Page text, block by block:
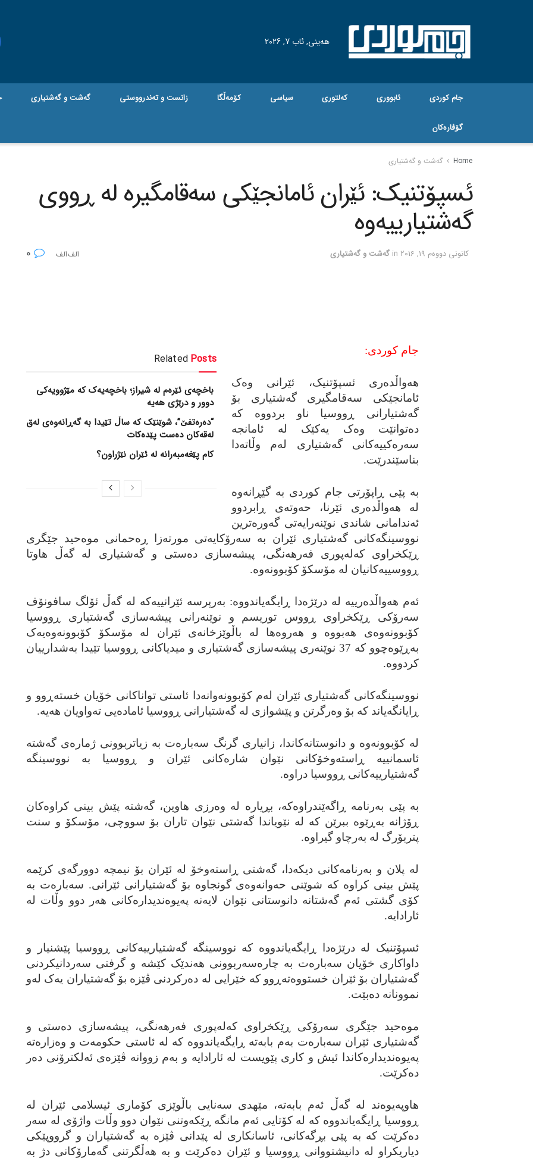
هه‌ینی, ئاب 7, 2026
جام کوردی ئابووری کەلتوری سیاسی کۆمەڵگا زانست و تەندرووستی گه‌شت و گه‌شتیاری
گۆڤاره‌کان
Home گه‌شت و گه‌شتیاری
ئسپۆتنیک: ئێران ئامانجێکی سه‌قامگیره‌ له‌ ڕووی
گه‌شتیارییه‌وه‌
كانونی دووه‌م 19, 2016 in گه‌شت و گه‌شتیاری
Related Posts
باخچەی ئێرەم لە شیراز؛ باخچەیەک کە مێژوویەکی
دوور و درێژی هەیە
“دەرەتفێ”، شوێنێک کە ساڵ تێیدا بە گەڕانەوەی لەق
لەقەکان دەست پێدەکات
کام پێغەمبەرانە لە ئێران نێژراون؟
جام کوردی:
هه‌واڵده‌ری ئسپۆتنیک، ئێرانی وه‌ک
ئامانجێکی سه‌قامگیری گه‌شتیاری بۆ
گه‌شتیارانی ڕووسیا ناو بردووه‌ که‌
ده‌توانێت وه‌ک یه‌کێک له‌ ئامانجه‌
سه‌ره‌کییه‌کانی گه‌شتیاری له‌م وڵاته‌دا
بناسێندرێت.
به‌ پێی ڕاپۆرتی جام کوردی به‌ گێڕانه‌وه‌
له‌ هه‌واڵده‌ری ئێرنا، حه‌وته‌ی ڕابردوو
ئه‌ندامانی شاندی نوێنه‌رایه‌تی گه‌وره‌ترین
نووسینگه‌کانی گه‌شتیاری ئێران به‌ سه‌رۆکایه‌تی مورته‌زا ڕه‌حمانی موه‌حید جێگری
ڕێکخراوی که‌له‌پوری فه‌رهه‌نگی، پیشه‌سازی ده‌ستی و گه‌شتیاری له‌ گه‌ڵ هاوتا
ڕووسییه‌کانیان له‌ مۆسکۆ کۆبوونه‌وه‌.
ئه‌م هه‌واڵده‌رییه‌ له‌ درێژه‌دا ڕایگه‌یاندووه‌: به‌رپرسه‌ ئێرانییه‌که‌ له‌ گه‌ڵ ئۆلگ سافونۆف
سه‌رۆکی ڕێکخراوی ڕووس توریسم و نوێنه‌رانی پیشه‌سازی گه‌شتیاری ڕووسیا
کۆبوونه‌وه‌ی هه‌بووه‌ و هه‌روه‌ها له‌ باڵوێزخانه‌ی ئێران له‌ مۆسکۆ کۆبوونه‌وه‌یه‌ک
به‌ڕێوه‌چوو که‌ 37 نوێنه‌ری پیشه‌سازی گه‌شتیاری و میدیاکانی ڕووسیا تێیدا به‌شدارییان
کردووه‌.
نووسینگه‌کانی گه‌شتیاری ئێران له‌م کۆبوونه‌وانه‌دا ئاستی تواناکانی خۆیان خسته‌ڕوو و
ڕایانگه‌یاند که‌ بۆ وه‌رگرتن و پێشوازی له‌ گه‌شتیارانی ڕووسیا ئاماده‌یی ته‌واویان هه‌یه‌.
له‌ کۆبوونه‌وه‌ و دانوستانه‌کاندا، زانیاری گرنگ سه‌باره‌ت به‌ زیاتربوونی ژماره‌ی گه‌شته‌
ئاسمانییه‌ ڕاسته‌وخۆکانی نێوان شاره‌کانی ئێران و ڕووسیا به‌ نووسینگه‌
گه‌شتیارییه‌کانی ڕووسیا دراوه‌.
به‌ پێی به‌رنامه‌ ڕاگه‌ێندراوه‌که‌، بڕیاره‌ له‌ وه‌رزی هاوین، گه‌شته‌ پێش بینی کراوه‌کان
ڕۆژانه‌ به‌ڕێوه‌ ببرێن که‌ له‌ نێویاندا گه‌شتی نێوان تاران بۆ سووچی، مۆسکۆ و سنت
پتربۆرگ له‌ به‌رچاو گیراوه‌.
له‌ پلان و به‌رنامه‌کانی دیکه‌دا، گه‌شتی ڕاسته‌وخۆ له‌ ئێران بۆ نیمچه‌ دوورگه‌ی کرێمه‌
پێش بینی کراوه‌ که‌ شوێنی حه‌وانه‌وه‌ی گونجاوه‌ بۆ گه‌شتیارانی ئێرانی. سه‌باره‌ت به‌
کۆی گشتی ئه‌م گه‌شتانه‌ دانوستانی نێوان لایه‌نه‌ په‌یوه‌ندیداره‌کانی هه‌ر دوو وڵات له‌
ئارادایه‌.
ئسپۆتنیک له‌ درێژه‌دا ڕایگه‌یاندووه‌ که‌ نووسینگه‌ گه‌شتیارییه‌کانی ڕووسیا پێشنیار و
داواکاری خۆیان سه‌باره‌ت به‌ چاره‌سه‌ربوونی هه‌ندێک کێشه‌ و گرفتی سه‌ردانیکردنی
گه‌شتیاران بۆ ئێران خستووه‌ته‌ڕوو که‌ خێرایی له‌ ده‌رکردنی ڤێزه‌ بۆ گه‌شتیاران یه‌ک له‌و
نموونانه‌ ده‌بێت.
موه‌حید جێگری سه‌رۆکی ڕێکخراوی که‌له‌پوری فه‌رهه‌نگی، پیشه‌سازی ده‌ستی و
گه‌شتیاری ئێران سه‌باره‌ت به‌م بابه‌ته‌ ڕایگه‌یاندووه‌ که‌ له‌ ئاستی حکومه‌ت و وه‌زاره‌ته‌
په‌یوه‌ندیداره‌کاندا ئیش و کاری پێویست له‌ ئارادایه‌ و به‌م زووانه‌ ڤێزه‌ی ئه‌لکترۆنی ده‌ر
ده‌کرێت.
هاوپه‌یوه‌ند له‌ گه‌ڵ ئه‌م بابه‌ته‌، مێهدی سه‌نایی باڵوێزی کۆماری ئیسلامی ئێران له‌
ڕووسیا ڕایگه‌یاندووه‌ که‌ له‌ کۆتایی ئه‌م مانگه‌ ڕێکه‌وتنی نێوان دوو وڵات واژۆی له‌ سه‌ر
ده‌کرێت که‌ به‌ پێی بڕگه‌کانی، ئاسانکاری له‌ پێدانی ڤێزه‌ به‌ گه‌شتیاران و گرووپێکی
دیاریکراو له‌ دانیشتووانی ڕووسیا و ئێران ده‌کرێت و به‌ هه‌ڵگرتنی گه‌مارۆکانی دژ به‌